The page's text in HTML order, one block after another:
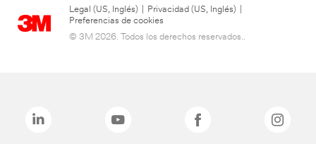
Legal (US, Inglés) Privacidad (US, Inglés)
Preferencias de cookies
© 3M 2026. Todos los derechos reservados..